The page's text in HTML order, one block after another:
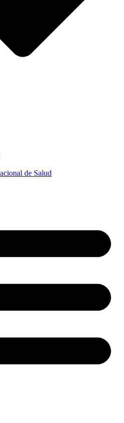
de Salud